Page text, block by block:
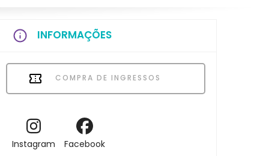
INFORMAÇÕES
COMPRA DE INGRESSOS
Instagram Facebook